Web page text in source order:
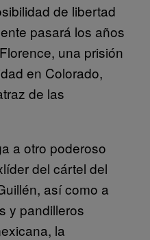
de libertad
pasará los años
una prisión
en Colorado,
de las
a otro poderoso
del cártel del
así como a
y pandilleros
la